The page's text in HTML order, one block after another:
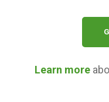
Learn more